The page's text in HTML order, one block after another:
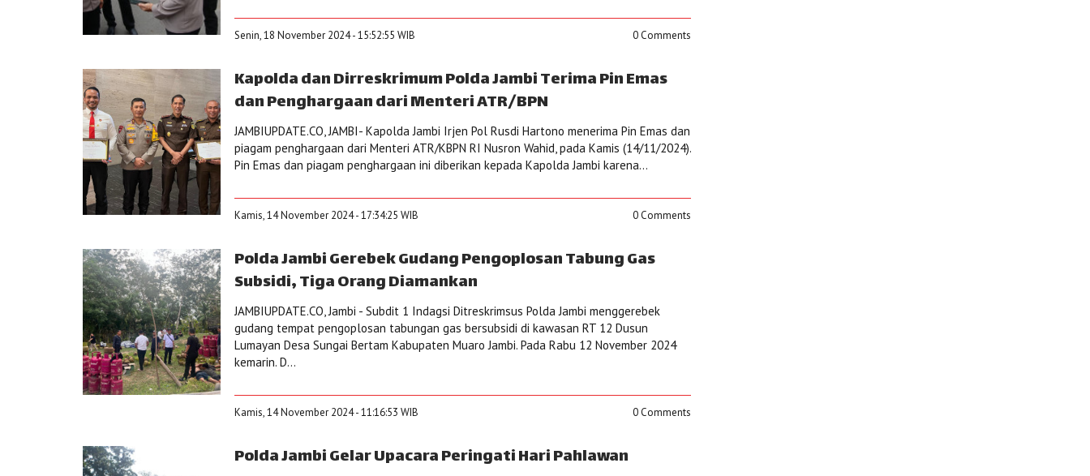
Senin, 18 November 2024 - 15:52:55 WIB 0 Comments
Kapolda dan Dirreskrimum Polda Jambi Terima Pin Emas
dan Penghargaan dari Menteri ATR/BPN
JAMBIUPDATE.CO, JAMBI- Kapolda Jambi Irjen Pol Rusdi Hartono menerima Pin Emas dan
piagam penghargaan dari Menteri ATR/KBPN RI Nusron Wahid, pada Kamis (14/11/2024).
Pin Emas dan piagam penghargaan ini diberikan kepada Kapolda Jambi karena...
Kamis, 14 November 2024 - 17:34:25 WIB 0 Comments
Polda Jambi Gerebek Gudang Pengoplosan Tabung Gas
Subsidi, Tiga Orang Diamankan
JAMBIUPDATE.CO, Jambi - Subdit 1 Indagsi Ditreskrimsus Polda Jambi menggerebek
gudang tempat pengoplosan tabungan gas bersubsidi di kawasan RT 12 Dusun
Lumayan Desa Sungai Bertam Kabupaten Muaro Jambi. Pada Rabu 12 November 2024
kemarin. D...
Kamis, 14 November 2024 - 11:16:53 WIB 0 Comments
Polda Jambi Gelar Upacara Peringati Hari Pahlawan